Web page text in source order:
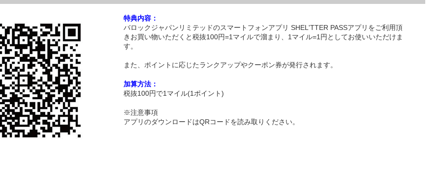
特典内容：
バロックジャパンリミテッドのスマートフォンアプリ SHEL'TTER PASSアプリをご利用頂
きお買い物いただくと税抜100円=1マイルで溜まり、1マイル=1円としてお使いいただけま
す。
また、ポイントに応じたランクアップやクーポン券が発行されます。
加算方法：
税抜100円で1マイル(1ポイント)
※注意事項
アプリのダウンロードはQRコードを読み取りください。